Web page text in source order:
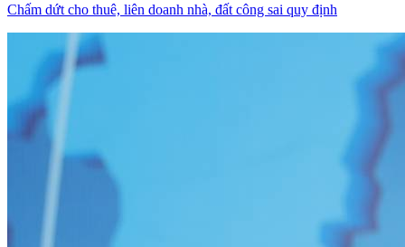
Chấm dứt cho thuê, liên doanh nhà, đất công sai quy định